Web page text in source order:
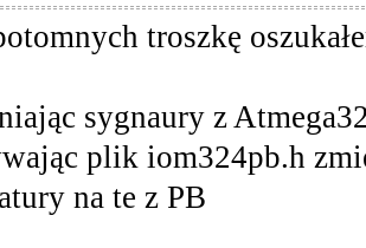
troszkę
sygnaury z
plik iom324pb.h
na te z PB